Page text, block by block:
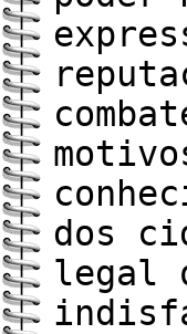
dos
legal